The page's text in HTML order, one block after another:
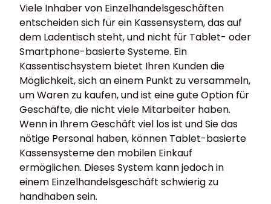
Viele Inhaber von Einzelhandelsgeschäften
entscheiden sich für ein Kassensystem, das auf
dem Ladentisch steht, und nicht für Tablet- oder
Smartphone-basierte Systeme. Ein
Kassentischsystem bietet Ihren Kunden die
Möglichkeit, sich an einem Punkt zu versammeln,
um Waren zu kaufen, und ist eine gute Option für
Geschäfte, die nicht viele Mitarbeiter haben.
Wenn in Ihrem Geschäft viel los ist und Sie das
nötige Personal haben, können Tablet-basierte
Kassensysteme den mobilen Einkauf
ermöglichen. Dieses System kann jedoch in
einem Einzelhandelsgeschäft schwierig zu
handhaben sein.